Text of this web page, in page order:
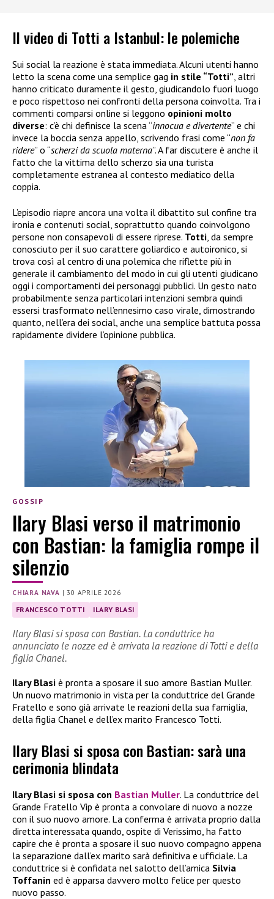
Il video di Totti a Istanbul: le polemiche
Sui social la reazione è stata immediata. Alcuni utenti hanno
letto la scena come una semplice gag in stile “Totti” , altri
hanno criticato duramente il gesto, giudicandolo fuori luogo
e poco rispettoso nei confronti della persona coinvolta. Tra i
commenti comparsi online si leggono opinioni molto
diverse: c’è chi definisce la scena “innocua e divertente” e chi
invece la boccia senza appello, scrivendo frasi come “non fa
ridere” o “scherzi da scuola materna”. A far discutere è anche il
fatto che la vittima dello scherzo sia una turista
completamente estranea al contesto mediatico della
coppia.
L’episodio riapre ancora una volta il dibattito sul confine tra
ironia e contenuti social, soprattutto quando coinvolgono
persone non consapevoli di essere riprese. Totti, da sempre
conosciuto per il suo carattere goliardico e autoironico, si
trova così al centro di una polemica che riflette più in
generale il cambiamento del modo in cui gli utenti giudicano
oggi i comportamenti dei personaggi pubblici. Un gesto nato
probabilmente senza particolari intenzioni sembra quindi
essersi trasformato nell’ennesimo caso virale, dimostrando
quanto, nell’era dei social, anche una semplice battuta possa
rapidamente dividere l’opinione pubblica.
GOSSIP
Ilary Blasi verso il matrimonio
con Bastian: la famiglia rompe il
silenzio
CHIARA NAVA |30 APRILE 2026
FRANCESCO TOTTI ILARY BLASI
Ilary Blasi si sposa con Bastian. La conduttrice ha
annunciato le nozze ed è arrivata la reazione di Totti e della
figlia Chanel.
Ilary Blasi è pronta a sposare il suo amore Bastian Muller.
Un nuovo matrimonio in vista per la conduttrice del Grande
Fratello e sono già arrivate le reazioni della sua famiglia,
della figlia Chanel e dell’ex marito Francesco Totti.
Ilary Blasi si sposa con Bastian: sarà una
cerimonia blindata
Ilary Blasi si sposa con Bastian Muller. La conduttrice del
Grande Fratello Vip è pronta a convolare di nuovo a nozze
con il suo nuovo amore. La conferma è arrivata proprio dalla
diretta interessata quando, ospite di Verissimo, ha fatto
capire che è pronta a sposare il suo nuovo compagno appena
la separazione dall’ex marito sarà definitiva e ufficiale. La
conduttrice si è confidata nel salotto dell’amica Silvia
Toffanin ed è apparsa davvero molto felice per questo
nuovo passo.